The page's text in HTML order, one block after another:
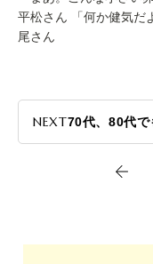
平松さん 「何か健気だ
尾さん
NEXT70代、80代で